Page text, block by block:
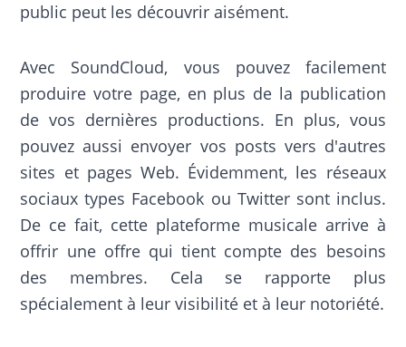
public peut les découvrir aisément.
Avec SoundCloud, vous pouvez facilement
produire votre page, en plus de la publication
de vos dernières productions. En plus, vous
pouvez aussi envoyer vos posts vers d'autres
sites et pages Web. Évidemment, les réseaux
sociaux types Facebook ou Twitter sont inclus.
De ce fait, cette plateforme musicale arrive à
offrir une offre qui tient compte des besoins
des membres. Cela se rapporte plus
spécialement à leur visibilité et à leur notoriété.